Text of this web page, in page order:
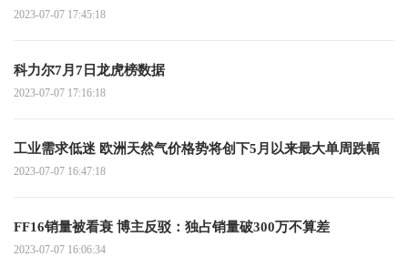
2023-07-07 17:45:18
科力尔7月7日龙虎榜数据
2023-07-07 17:16:18
工业需求低迷 欧洲天然气价格势将创下5月以来最大单周跌幅
2023-07-07 16:47:18
FF16销量被看衰 博主反驳：独占销量破300万不算差
2023-07-07 16:06:34